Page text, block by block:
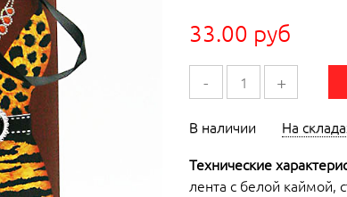
33.00 руб
- +
В наличии
На
Технические
лента с белой каймой,